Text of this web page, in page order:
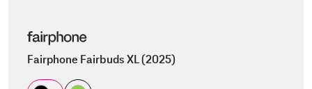
Fairphone Fairbuds XL (2025)